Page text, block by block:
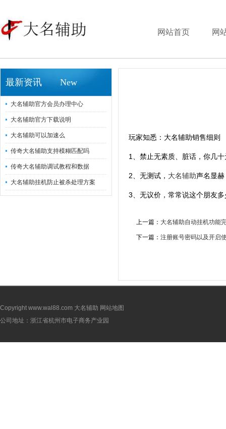
网站首页 网
最新资讯 New
大名辅助官方会员办理中心
大名辅助官方下载说明
大名辅助可以加速么
传奇大名辅助支持模糊匹配吗
传奇大名辅助调试教程和数据
大名辅助挂机防止被杀处理方案
玩家知悉：大名辅助销售细则
1、禁止无素质、脏话，你几
2、无测试， 大名辅助声名显
3、无议价，常常说这个朋友
上一篇： 大名辅助自动挂机功能
下一篇： 注册账号密码以及开启
Copyright www.wal88.com 大名辅助 网站地图
公司地址：浙江省杭州市电子商务产业园